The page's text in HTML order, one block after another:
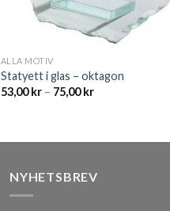
ALLA MOTIV
Statyett i glas – oktagon
53,00kr– 75,00kr
NYHETSBREV